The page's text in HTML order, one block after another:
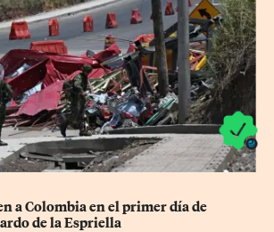
a Colombia en el primer día de
de la Espriella